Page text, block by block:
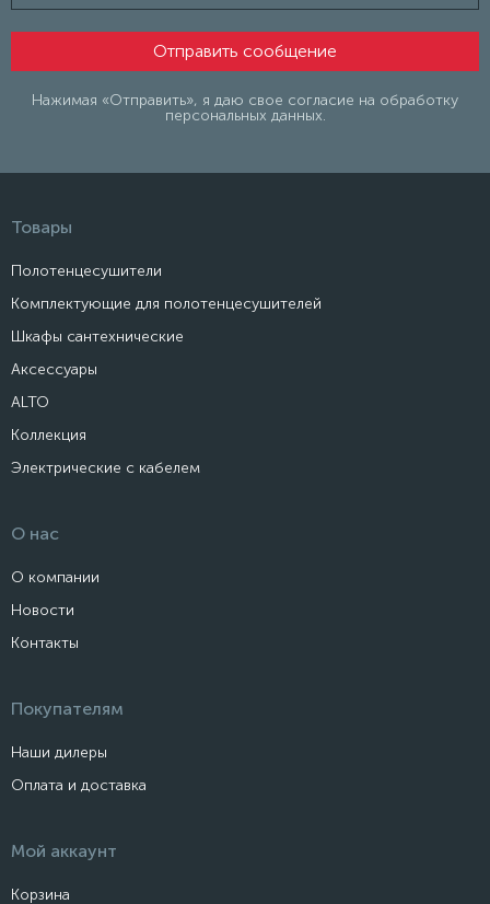
Нажимая «Отправить», я даю свое согласие на обработку
персональных данных.
Товары
Полотенцесушители
Комплектующие для полотенцесушителей
Шкафы сантехнические
Аксессуары
ALTO
Коллекция
Электрические с кабелем
О нас
О компании
Новости
Контакты
Покупателям
Наши дилеры
Оплата и доставка
Мой аккаунт
Корзина